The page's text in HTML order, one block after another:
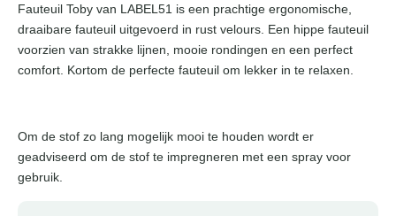
Fauteuil Toby van LABEL51 is een prachtige ergonomische,
draaibare fauteuil uitgevoerd in rust velours. Een hippe fauteuil
voorzien van strakke lijnen, mooie rondingen en een perfect
comfort. Kortom de perfecte fauteuil om lekker in te relaxen.
Om de stof zo lang mogelijk mooi te houden wordt er
geadviseerd om de stof te impregneren met een spray voor
gebruik.